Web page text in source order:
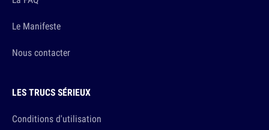
Le Manifeste
Nous contacter
LES TRUCS SÉRIEUX
Conditions d'utilisation